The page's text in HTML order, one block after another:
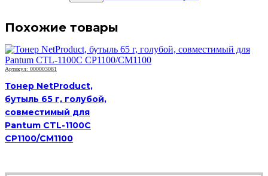
Похожие товары
Артикул: 000003081
Тонер NetProduct,
бутыль 65 г, голубой,
совместимый для
Pantum CTL-1100C
CP1100/CM1100